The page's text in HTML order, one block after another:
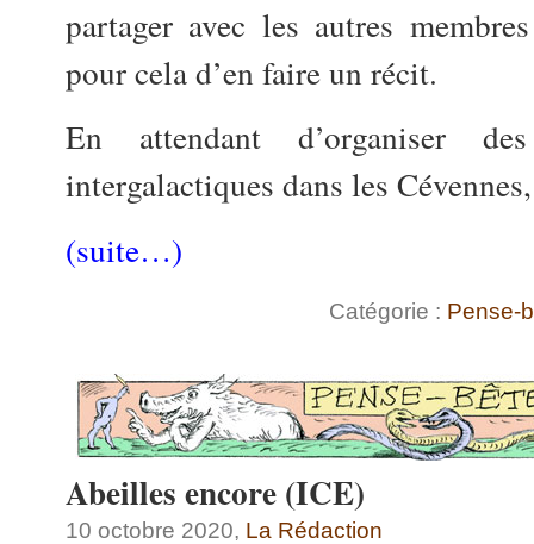
partager avec les autres
pour cela d’en faire un récit.
En attendant d’organiser
intergalactiques dans les
(suite…)
Catégorie : Pense-
Abeilles encore (ICE)
10 octobre 2020, La Rédaction